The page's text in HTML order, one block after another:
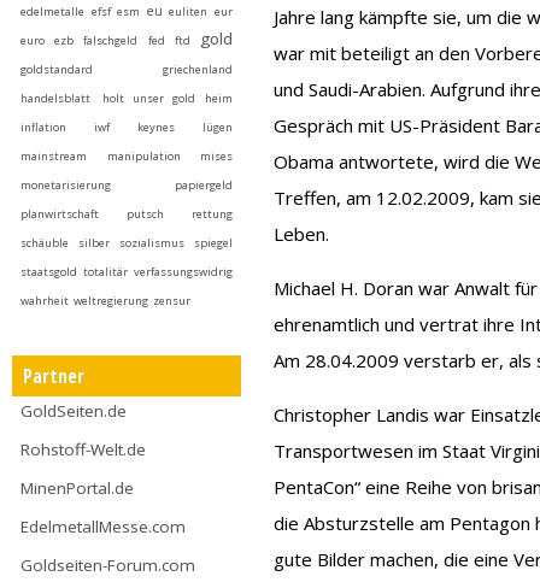
edelmetalle efsf esm eu euliten eur
euro
ezb falschgeld fed ftd gold
goldstandard
griechenland
handelsblatt
holt unser gold heim
inflation
iwf keynes
lügen
mainstream
manipulation
mises
monetarisierung
papiergeld
planwirtschaft
putsch
rettung
schäuble
silber sozialismus
spiegel
staatsgold totalitär verfassungswidrig
wahrheit weltregierung zensur
Partner
GoldSeiten.de
Rohstoff-Welt.de
MinenPortal.de
EdelmetallMesse.com
Goldseiten-Forum.com
Jahre lang kämpfte sie, um die
war mit beteiligt an den
und Saudi-Arabien. Aufgrund
Gespräch mit US-Präsident
Obama antwortete, wird die
Treffen, am 12.02.2009, kam
Leben.
Michael H. Doran war Anwalt
ehrenamtlich und vertrat ihre
Am 28.04.2009 verstarb er,
Christopher Landis war
Transportwesen im Staat
PentaCon“ eine Reihe von
die Absturzstelle am Pentagon
gute Bilder machen, die eine